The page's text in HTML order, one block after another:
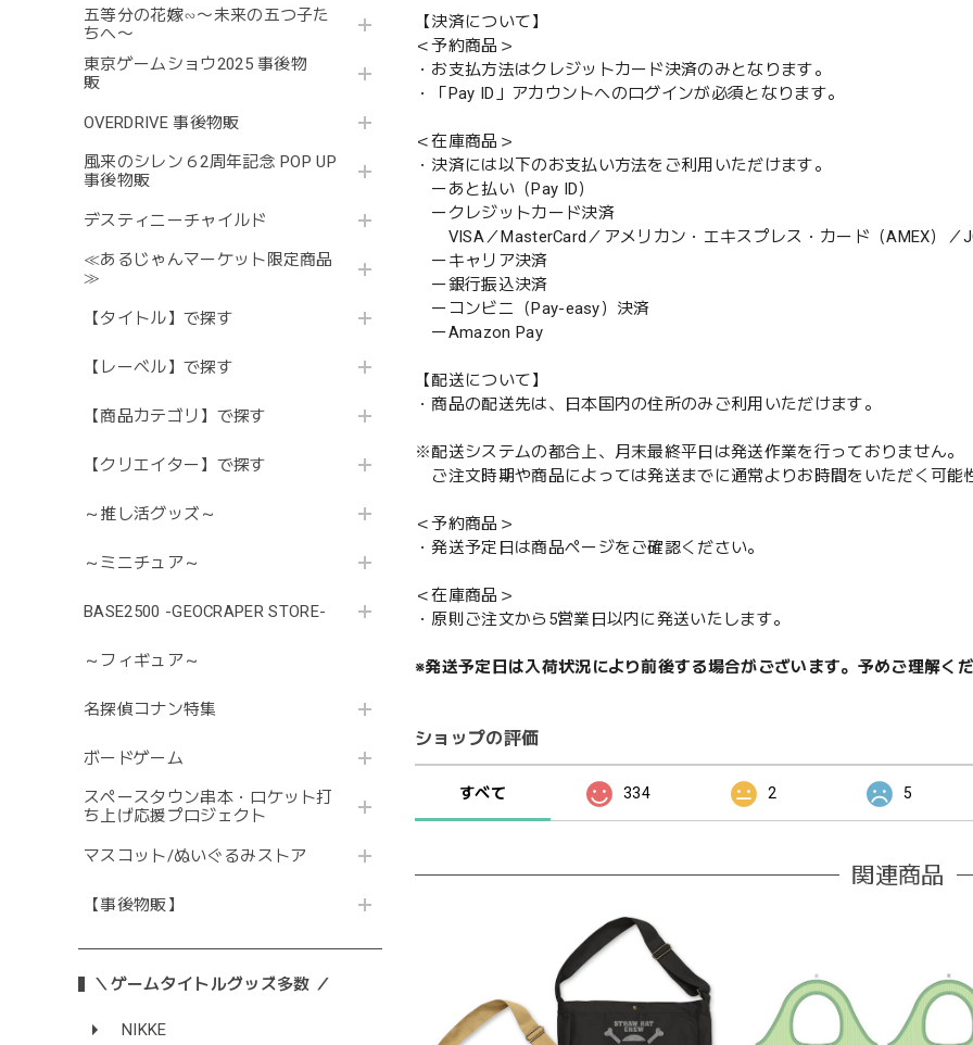
五等分の花嫁∽〜未来の五つ子た
ちへ〜
東京ゲームショウ2025 事後物
販
OVERDRIVE 事後物販
風来のシレン６2周年記念 POP UP
事後物販
デスティニーチャイルド
≪あるじゃんマーケット限定商品
≫
【タイトル】で探す
【レーベル】で探す
【商品カテゴリ】で探す
【クリエイター】で探す
～推し活グッズ～
～ミニチュア～
BASE2500 -GEOCRAPER STORE-
～フィギュア～
名探偵コナン特集
ボードゲーム
スペースタウン串本・ロケット打
ち上げ応援プロジェクト
マスコット/ぬいぐるみストア
【事後物販】
＼ゲームタイトルグッズ多数 ／
NIKKE
【決済について】
＜予約商品＞
・お支払方法はクレジットカード決済のみとなります。
・「Pay ID」アカウントへのログインが必須となります。
＜在庫商品＞
・決済には以下のお支払い方法をご利用いただけます。
ーあと払い（Pay ID）
ークレジットカード決済
VISA／MasterCard／アメリカン・エキスプレス・カード（AMEX）／
ーキャリア決済
ー銀行振込決済
ーコンビニ（Pay-easy）決済
ーAmazon Pay
【配送について】
・商品の配送先は、日本国内の住所のみご利用いただけます。
※配送システムの都合上、月末最終平日は発送作業を行っておりません。
ご注文時期や商品によっては発送までに通常よりお時間をいただく可能
＜予約商品＞
・発送予定日は商品ページをご確認ください。
＜在庫商品＞
・原則ご注文から5営業日以内に発送いたします。
※発送予定日は入荷状況により前後する場合がございます。予めご理解く
ショップの評価
すべて 334 2 5
関連商品